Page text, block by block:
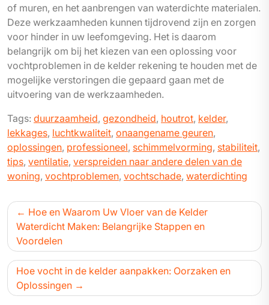
of muren, en het aanbrengen van waterdichte materialen.
Deze werkzaamheden kunnen tijdrovend zijn en zorgen
voor hinder in uw leefomgeving. Het is daarom
belangrijk om bij het kiezen van een oplossing voor
vochtproblemen in de kelder rekening te houden met de
mogelijke verstoringen die gepaard gaan met de
uitvoering van de werkzaamheden.
Tags: duurzaamheid, gezondheid, houtrot, kelder,
lekkages, luchtkwaliteit, onaangename geuren,
oplossingen, professioneel, schimmelvorming, stabiliteit,
tips, ventilatie, verspreiden naar andere delen van de
woning, vochtproblemen, vochtschade, waterdichting
Bericht
navigatie
Hoe en Waarom Uw Vloer van de Kelder
Waterdicht Maken: Belangrijke Stappen en
Voordelen
Hoe vocht in de kelder aanpakken: Oorzaken en
Oplossingen